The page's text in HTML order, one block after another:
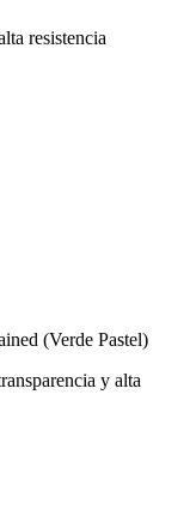
resistencia
(Verde Pastel)
y alta